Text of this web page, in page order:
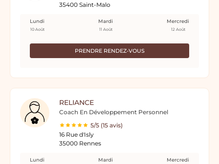
35400 Saint-Malo
PRENDRE RENDEZ-VOUS
Lundi
10 Août
Mardi
11 Août
Mercredi
12 Août
RELIANCE
Coach En Développement Personnel
5/5 (15 avis)
16 Rue d'Isly
35000 Rennes
Lundi Mardi Mercredi